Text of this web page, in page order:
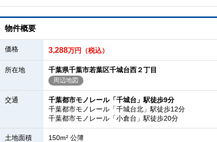
物件概要
価格 3,288万円（税込）
所在地 千葉県千葉市若葉区千城台西２丁目
周辺地図
交通
千葉都市モノレール「千城台」駅徒歩9分
千葉都市モノレール「千城台北」駅徒歩12分
千葉都市モノレール「小倉台」駅徒歩20分
土地面積 150m² 公簿